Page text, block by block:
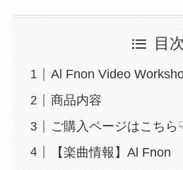
目次
Al Fnon Video
商品内容
ご購入ページはこちら
【楽曲情報】Al Fnon